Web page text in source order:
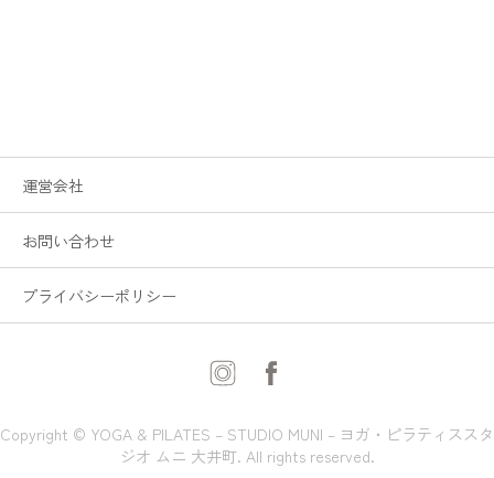
運営会社
お問い合わせ
プライバシーポリシー
Copyright © YOGA & PILATES – STUDIO MUNI – ヨガ・ピラティススタ
ジオ ムニ 大井町. All rights reserved.